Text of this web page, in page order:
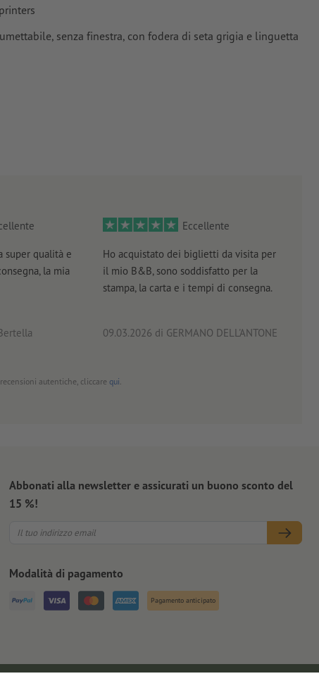
senza finestra, con fodera di seta grigia e linguetta
super qualità e
la mia
Eccellente
Ho acquistato dei biglietti da visita per
il mio B&B, sono soddisfatto per la
stampa, la carta e i tempi di consegna.
09.03.2026 di GERMANO DELL'ANTONE
autentiche, cliccare qui
Abbonati alla newsletter e assicurati un buono sconto del
15 %!
Modalità di pagamento
Pagamento anticipato